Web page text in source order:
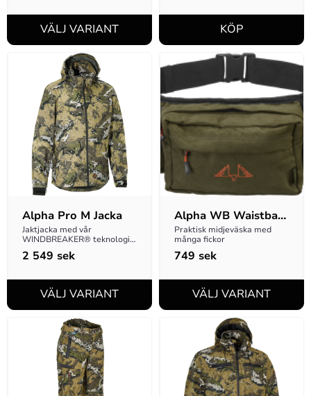
Alpha Pro M Jacka
Jaktjacka med vår
WINDBREAKER® teknologi.
Tyget är vind- och
vattentätt, sömmarna är ej
2 549 sek
Alpha WB Waistbag
DESOLVE® Fire
Praktisk midjeväska med
många fickor
749 sek